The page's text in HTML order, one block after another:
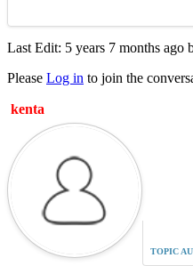
Last Edit: 5 years 7 months ago
Please Log in to join the
kenta
TOPIC